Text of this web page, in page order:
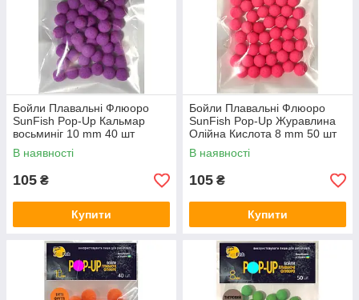
Бойли Плавальні Флюоро
SunFish Pop-Up Кальмар
восьминіг 10 mm 40 шт
(SF220839)
В наявності
105 ₴
Купити
Бойли Плавальні Флюоро
SunFish Pop-Up Журавлина
Олійна Кислота 8 mm 50 шт
(SF220647)
В наявності
105 ₴
Купити